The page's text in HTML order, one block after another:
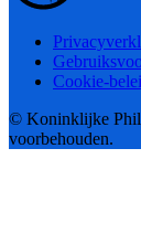
Cookie-
© Koninklijke
voorbehouden.